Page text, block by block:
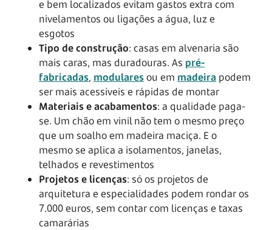
e bem localizados evitam gastos extra com
nivelamentos ou ligações a água, luz e
esgotos
Tipo de construção: casas em alvenaria são
mais caras, mas duradouras. As pré-
fabricadas, modularesou em madeira podem
ser mais acessíveis e rápidas de montar
Materiais e acabamentos: a qualidade paga-
se. Um chão em vinil não tem o mesmo preço
que um soalho em madeira maciça. E o
mesmo se aplica a isolamentos, janelas,
telhados e revestimentos
Projetos e licenças: só os projetos de
arquitetura e especialidades podem rondar os
7.000 euros, sem contar com licenças e taxas
camarárias